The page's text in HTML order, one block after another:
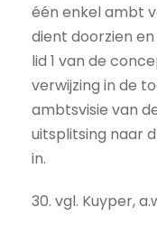
één enkel ambt
dient doorzien en
lid 1 van de
verwijzing in de
ambtsvisie van
uitsplitsing naar
in.
30. vgl. Kuyper,